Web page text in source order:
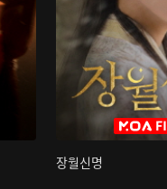
장월신명